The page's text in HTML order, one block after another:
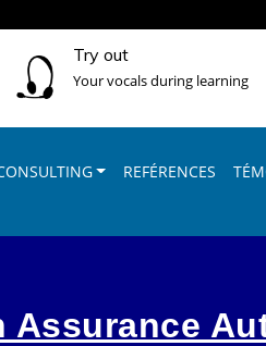
Try out
Your vocals during learning
REFÉRENCES
Assurance